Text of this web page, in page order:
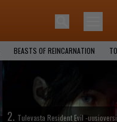
BEASTS OF REINCARNATION
2. Tulevasta Resident Evil -